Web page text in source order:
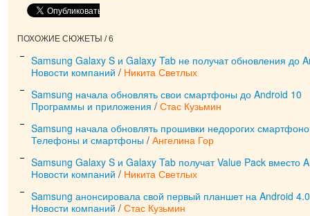
ПОХОЖИЕ СЮЖЕТЫ / 6
Samsung Galaxy S и Galaxy Tab не получат обновления до
Новости компаний / Никита Светлых
Samsung начала обновлять свои смартфоны до Android 10
Программы и приложения / Стас Кузьмин
Samsung начала обновлять прошивки недорогих
Телефоны и смартфоны / Ангелина Гор
Samsung Galaxy S и Galaxy Tab получат Value Pack вместо
Новости компаний / Никита Светлых
Samsung анонсировала свой первый планшет на Android
Новости компаний / Стас Кузьмин